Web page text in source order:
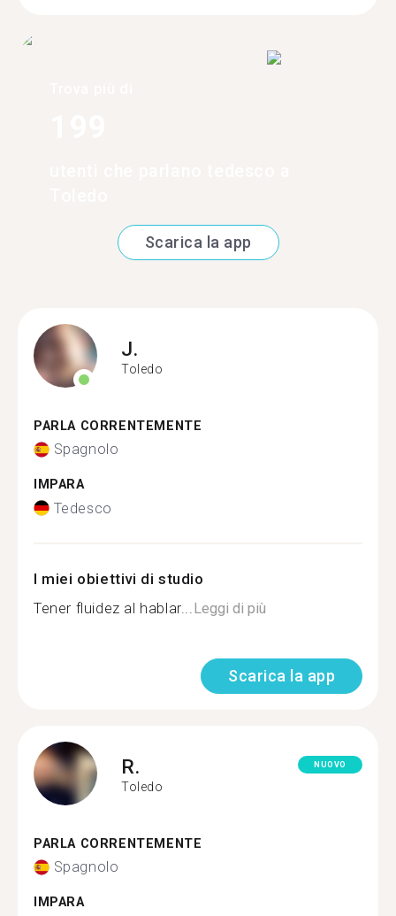
Scarica la app
J.
Toledo
PARLA CORRENTEMENTE
Spagnolo
IMPARA
Tedesco
I miei obiettivi di studio
Tener fluidez al hablar... Leggi di più
Scarica la app
R.
Toledo
NUOVO
PARLA CORRENTEMENTE
Spagnolo
IMPARA